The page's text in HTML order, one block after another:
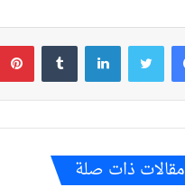
فيسبوك تويتر لينكدإن
مقالات ذات صلة